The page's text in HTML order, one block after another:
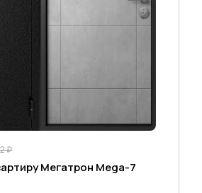
₽
Мегатрон Mega-7